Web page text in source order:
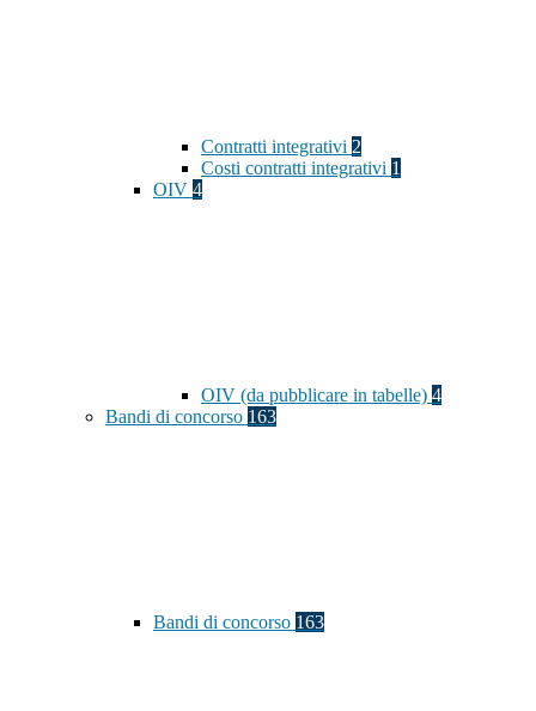
Contratti integrativi 2
Costi contratti integrativi 1
OIV 4
OIV (da pubblicare in tabelle) 4
Bandi di concorso 163
Bandi di concorso 163